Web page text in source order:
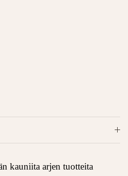
kauniita arjen tuotteita